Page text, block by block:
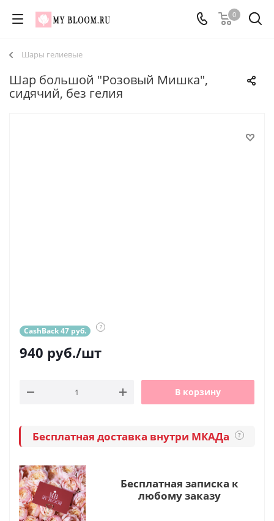
0
Шары гелиевые
Шар большой "Розовый Мишка",
сидячий, без гелия
CashBack 47 руб. ?
940 руб./шт
В корзину
Бесплатная доставка внутри МКАДа ?
Бесплатная записка к
любому заказу